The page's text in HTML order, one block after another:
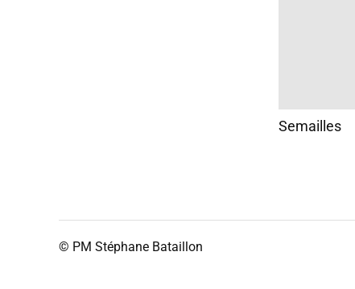
Semailles
© PM Stéphane Bataillon